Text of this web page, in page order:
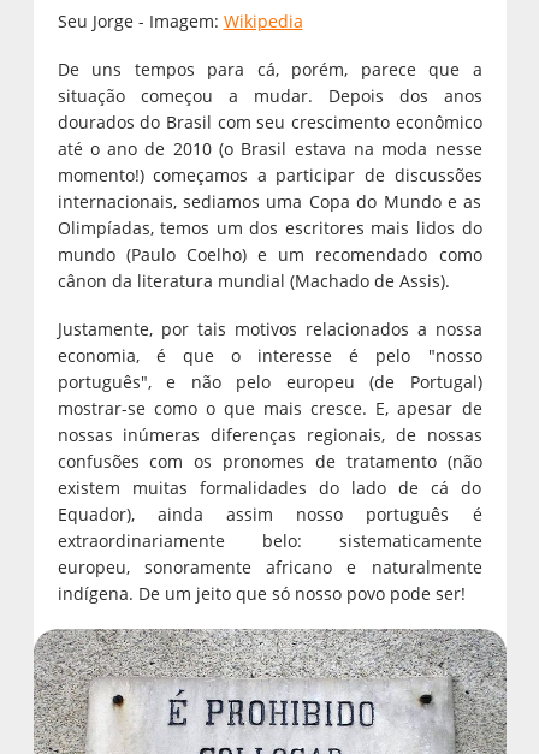
Seu Jorge - Imagem: Wikipedia
De uns tempos para cá, porém, parece que a
situação começou a mudar. Depois dos anos
dourados do Brasil com seu crescimento econômico
até o ano de 2010 (o Brasil estava na moda nesse
momento!) começamos a participar de discussões
internacionais, sediamos uma Copa do Mundo e as
Olimpíadas, temos um dos escritores mais lidos do
mundo (Paulo Coelho) e um recomendado como
cânon da literatura mundial (Machado de Assis).
Justamente, por tais motivos relacionados a nossa
economia, é que o interesse é pelo "nosso
português", e não pelo europeu (de Portugal)
mostrar-se como o que mais cresce. E, apesar de
nossas inúmeras diferenças regionais, de nossas
confusões com os pronomes de tratamento (não
existem muitas formalidades do lado de cá do
Equador), ainda assim nosso português é
extraordinariamente belo: sistematicamente
europeu, sonoramente africano e naturalmente
indígena. De um jeito que só nosso povo pode ser!